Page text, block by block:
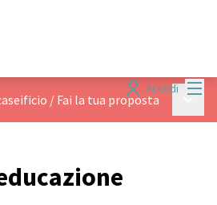
Accedi
/ Fai la tua proposta